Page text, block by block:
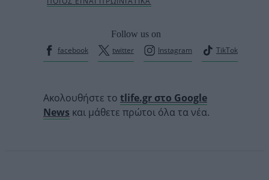
Follow us on
facebook
twitter Instagram TikTok
Ακολουθήστε το tlife.gr στο Google
News και μάθετε πρώτοι όλα τα νέα.